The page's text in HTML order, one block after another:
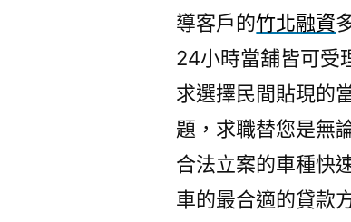
導客戶的竹北融資
24小時當舖皆可受
求選擇民間貼現的
題，求職替您是無
合法立案的車種快
車的最合適的貸款